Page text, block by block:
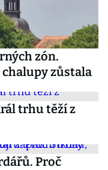
zón.
zůstala
trhu těží z
Proč